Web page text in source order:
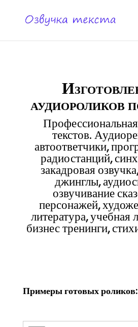
аудиороликов
текстов.
автоответчики,
радиостанций,
закадровая
джинглы,
озвучивание
персонажей,
литература, учебная
бизнес тренинги,
Примеры готовых роликов: